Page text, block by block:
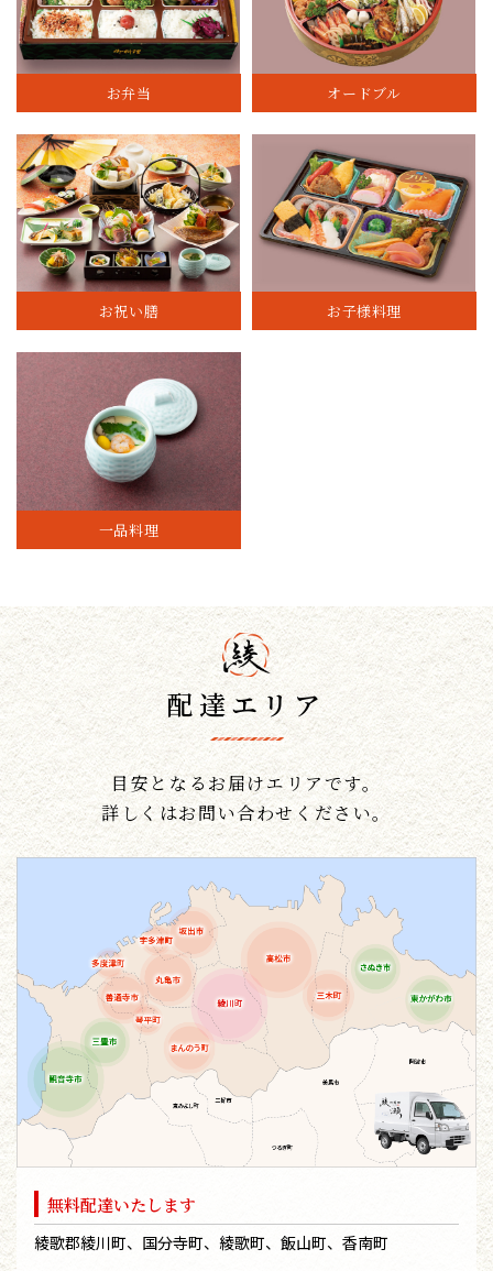
お弁当 オードブル
お祝い膳 お子様料理
一品料理
配達エリア
目安となるお届けエリアです。
詳しくはお問い合わせください。
無料配達いたします
綾歌郡綾川町、国分寺町、綾歌町、飯山町、香南町